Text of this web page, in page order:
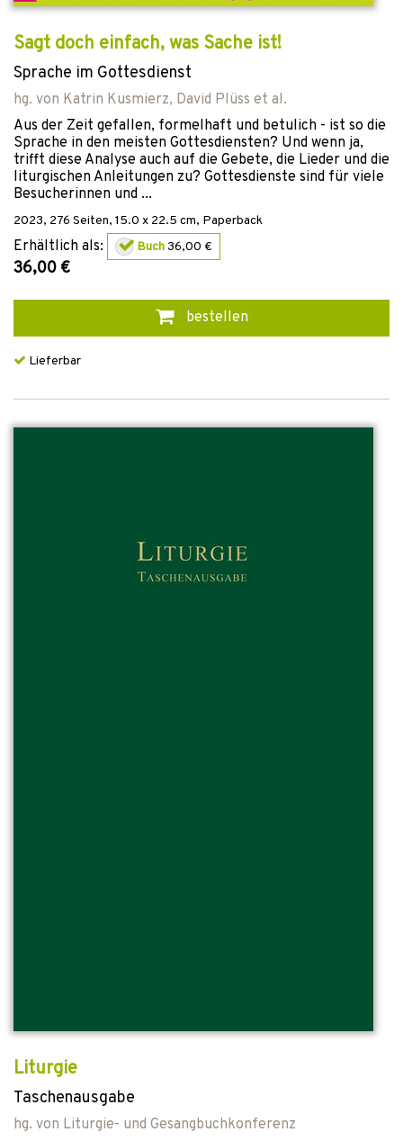
Sagt doch einfach, was Sache ist!
Sprache im Gottesdienst
hg. von Katrin Kusmierz, David Plüss et al.
Aus der Zeit gefallen, formelhaft und betulich - ist so die
Sprache in den meisten Gottesdiensten? Und wenn ja,
trifft diese Analyse auch auf die Gebete, die Lieder und die
liturgischen Anleitungen zu? Gottesdienste sind für viele
Besucherinnen und ...
2023, 276 Seiten, 15.0 x 22.5 cm, Paperback
Erhältlich als: Buch36,00 €
36,00 €
bestellen
Lieferbar
Liturgie
Taschenausgabe
hg. von Liturgie- und Gesangbuchkonferenz